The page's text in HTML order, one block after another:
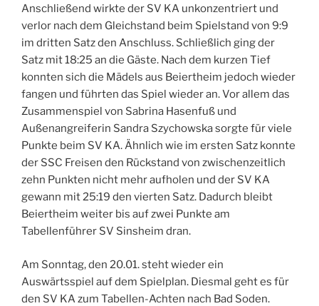
Anschließend wirkte der SV KA unkonzentriert und
verlor nach dem Gleichstand beim Spielstand von 9:9
im dritten Satz den Anschluss. Schließlich ging der
Satz mit 18:25 an die Gäste. Nach dem kurzen Tief
konnten sich die Mädels aus Beiertheim jedoch wieder
fangen und führten das Spiel wieder an. Vor allem das
Zusammenspiel von Sabrina Hasenfuß und
Außenangreiferin Sandra Szychowska sorgte für viele
Punkte beim SV KA. Ähnlich wie im ersten Satz konnte
der SSC Freisen den Rückstand von zwischenzeitlich
zehn Punkten nicht mehr aufholen und der SV KA
gewann mit 25:19 den vierten Satz. Dadurch bleibt
Beiertheim weiter bis auf zwei Punkte am
Tabellenführer SV Sinsheim dran.
Am Sonntag, den 20.01. steht wieder ein
Auswärtsspiel auf dem Spielplan. Diesmal geht es für
den SV KA zum Tabellen-Achten nach Bad Soden.